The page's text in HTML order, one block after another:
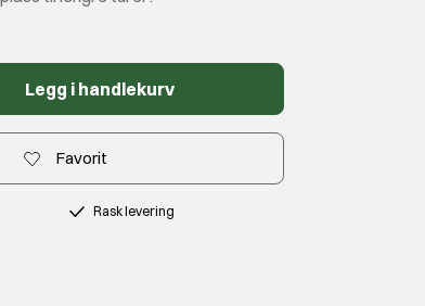
Legg i handlekurv
Favorit
Rask levering